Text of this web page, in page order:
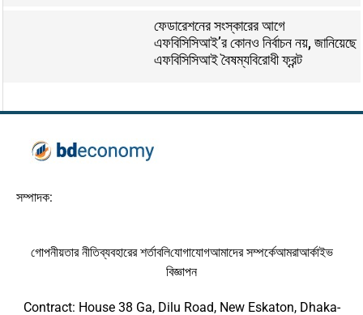
ফেডারেশনের সংস্কারের আগে
এফবিসিসিআই’র কোনও নির্বাচন নয়, জানিয়েছে
এফবিসিসিআই বৈষম্যবিরোধী ফ্রন্ট
সম্পাদক:
গোপনীয়তার নীতিব্যবহারের শর্তাবলিযোগাযোগআমাদের সম্পর্কেআমরাআর্কাইভ
বিজ্ঞাপন
Contract: House 38 Ga, Dilu Road, New Eskaton, Dhaka-